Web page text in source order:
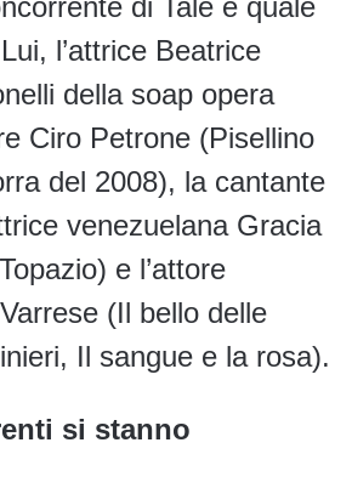
di Tale e quale
l’attrice Beatrice
della soap opera
Ciro Petrone (Pisellino
del 2008), la cantante
venezuelana Gracia
e l’attore
(Il bello delle
Il sangue e la rosa).
si stanno